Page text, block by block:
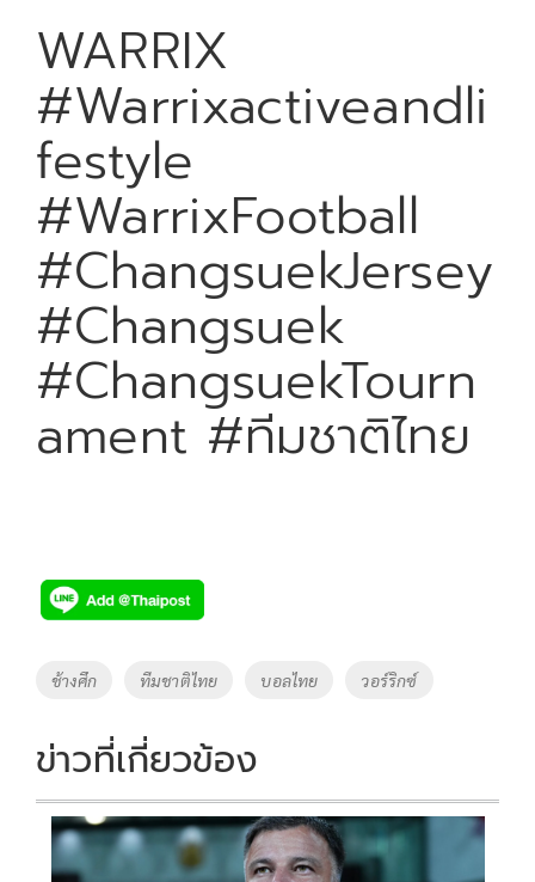
WARRIX
#Warrixactiveandli
festyle
#WarrixFootball
#ChangsuekJersey
#Changsuek
#ChangsuekTourn
ament #ทีมชาติไทย
Tags
ช้างศึก ทีมชาติไทย บอลไทย วอร์ริกซ์
ข่าวที่เกี่ยวข้อง